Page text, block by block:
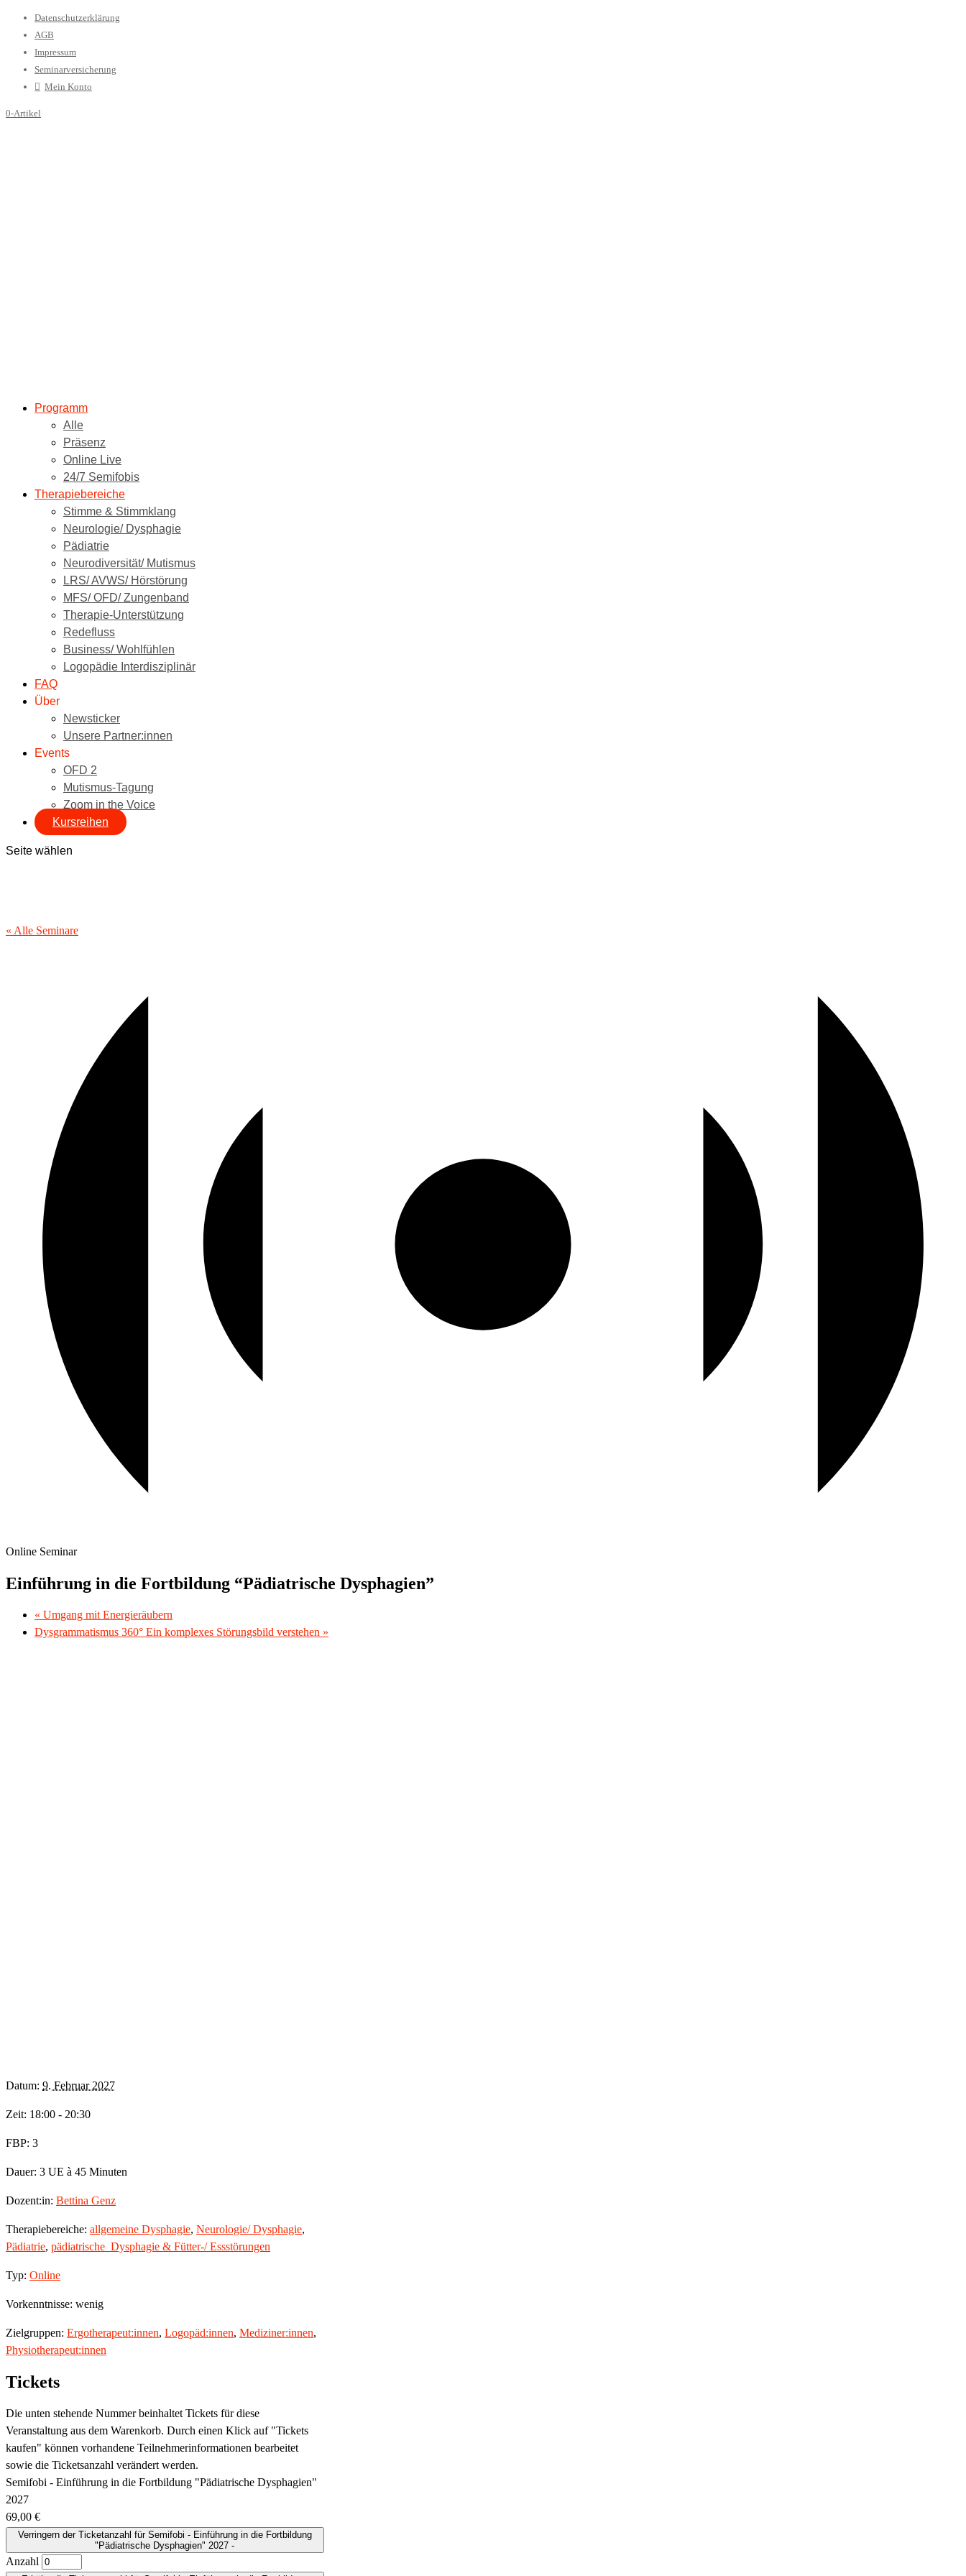
Datenschutzerklärung
AGB
Impressum
Seminarversicherung
Mein Konto
0-Artikel
Programm
Alle
Präsenz
Online Live
24/7 Semifobis
Therapiebereiche
Stimme & Stimmklang
Neurologie/ Dysphagie
Pädiatrie
Neurodiversität/ Mutismus
LRS/ AVWS/ Hörstörung
MFS/ OFD/ Zungenband
Therapie-Unterstützung
Redefluss
Business/ Wohlfühlen
Logopädie Interdisziplinär
FAQ
Über
Newsticker
Unsere Partner:innen
Events
OFD 2
Mutismus-Tagung
Zoom in the Voice
Kursreihen
Seite wählen
« Alle Seminare
Online Seminar
Einführung in die Fortbildung “Pädiatrische Dysphagien”
« Umgang mit Energieräubern
Dysgrammatismus 360° Ein komplexes Störungsbild verstehen »
Datum: 9. Februar 2027
Zeit: 18:00 - 20:30
FBP: 3
Dauer: 3 UE à 45 Minuten
Dozent:in: Bettina Genz
Therapiebereiche: allgemeine Dysphagie, Neurologie/ Dysphagie,
Pädiatrie, pädiatrische_Dysphagie & Fütter-/ Essstörungen
Typ: Online
Vorkenntnisse: wenig
Zielgruppen: Ergotherapeut:innen, Logopäd:innen, Mediziner:innen,
Physiotherapeut:innen
Tickets
Die unten stehende Nummer beinhaltet Tickets für diese
Veranstaltung aus dem Warenkorb. Durch einen Klick auf "Tickets
kaufen" können vorhandene Teilnehmerinformationen bearbeitet
sowie die Ticketsanzahl verändert werden.
Semifobi - Einführung in die Fortbildung "Pädiatrische Dysphagien"
2027
69,00 €
Verringern der Ticketanzahl für Semifobi - Einführung in die Fortbildung
"Pädiatrische Dysphagien" 2027 -
Anzahl